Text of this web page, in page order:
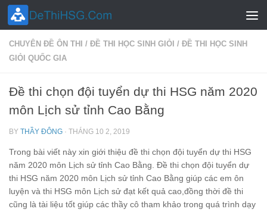
Skip to content
CHUYÊN ĐỀ ÔN THI / ĐỀ THI HỌC SINH GIỎI / ĐỀ THI HỌC SINH
GIỎI QUỐC GIA
Đề thi chọn đội tuyển dự thi HSG năm 2020
môn Lịch sử tỉnh Cao Bằng
BY THẦY ĐÔNG · THÁNG 10 2, 2019
Trong bài viết này xin giới thiệu đề thi chọn đội tuyển dự thi HSG
năm 2020 môn Lịch sử tỉnh Cao Bằng. Đề thi chọn đội tuyển dự
thi HSG năm 2020 môn Lịch sử tỉnh Cao Bằng giúp các em ôn
luyện và thi HSG môn Lịch sử đạt kết quả cao,đồng thời đề thi
cũng là tài liệu tốt giúp các thầy cô tham khảo trong quá trình dạy